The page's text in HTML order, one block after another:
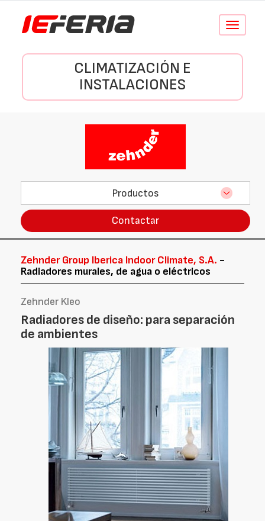
Conmutar
CLIMATIZACIÓN E
INSTALACIONES
Productos
Contactar
Zehnder Group Iberica Indoor Climate, S.A. -
Radiadores murales, de agua o eléctricos
Zehnder Kleo
Radiadores de diseño: para separación
de ambientes